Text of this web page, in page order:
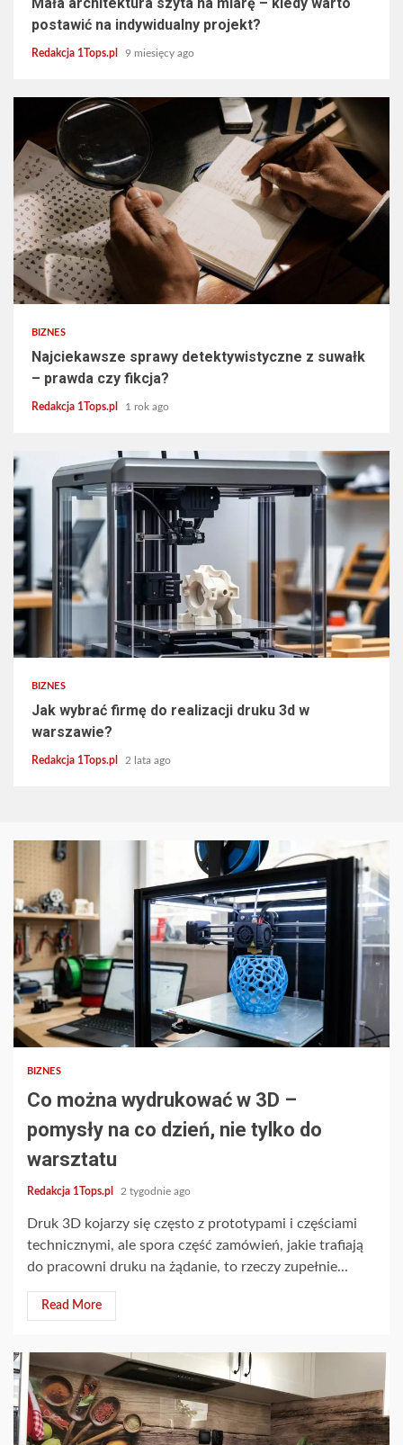
postawić na indywidualny projekt?
Redakcja 1Tops.pl 9 miesięcy ago
5 min read
BIZNES
Najciekawsze sprawy detektywistyczne z suwałk
– prawda czy fikcja?
Redakcja 1Tops.pl 1 rok ago
BIZNES
Jak wybrać firmę do realizacji druku 3d w
warszawie?
Redakcja 1Tops.pl 2 lata ago
2 min read
BIZNES
Co można wydrukować w 3D –
pomysły na co dzień, nie tylko do
warsztatu
Redakcja 1Tops.pl 2 tygodnie ago
Druk 3D kojarzy się często z prototypami i częściami
technicznymi, ale spora część zamówień, jakie trafiają
do pracowni druku na żądanie, to rzeczy zupełnie...
Read More